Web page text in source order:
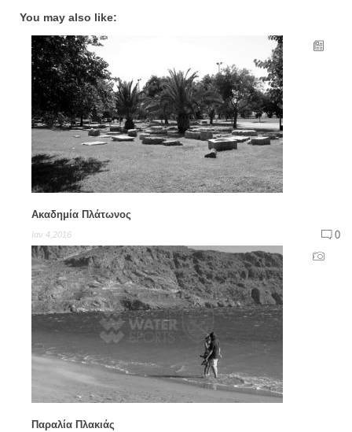
You may also like:
Ακαδημία Πλάτωνος
Ιαν 4,2016 0
Παραλία Πλακιάς